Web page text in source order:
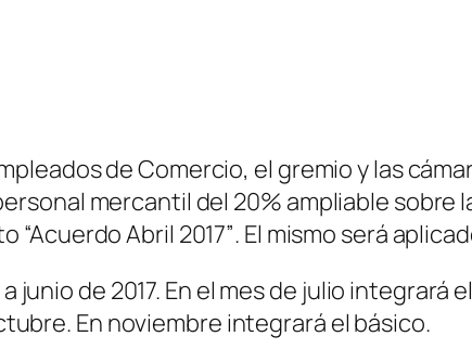
de Comercio, el gremio y las
mercantil del 20% ampliable sobre
“Acuerdo Abril 2017”. El mismo será
junio de 2017. En el mes de julio integrará
En noviembre integrará el básico.